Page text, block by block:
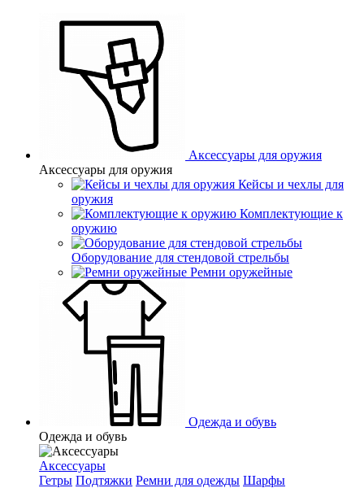
Аксессуары для оружия
Аксессуары для оружия
Кейсы и чехлы для
оружия
Комплектующие к
оружию
Оборудование для стендовой стрельбы
Ремни оружейные
Одежда и обувь
Одежда и обувь
Аксессуары
Гетры Подтяжки Ремни для одежды Шарфы